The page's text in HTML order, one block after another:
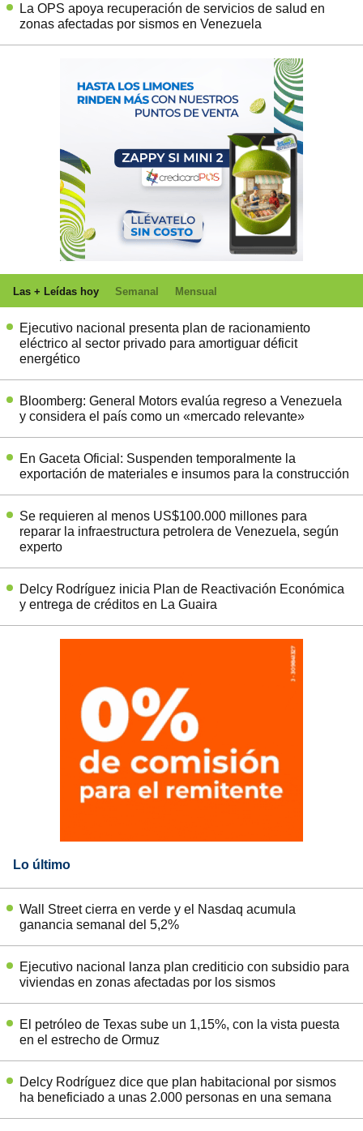
La OPS apoya recuperación de servicios de salud en
zonas afectadas por sismos en Venezuela
Las + Leídas hoy Semanal Mensual
Ejecutivo nacional presenta plan de racionamiento
eléctrico al sector privado para amortiguar déficit
energético
Bloomberg: General Motors evalúa regreso a Venezuela
y considera el país como un «mercado relevante»
En Gaceta Oficial: Suspenden temporalmente la
exportación de materiales e insumos para la construcción
Se requieren al menos US$100.000 millones para
reparar la infraestructura petrolera de Venezuela, según
experto
Delcy Rodríguez inicia Plan de Reactivación Económica
y entrega de créditos en La Guaira
Lo último
Wall Street cierra en verde y el Nasdaq acumula
ganancia semanal del 5,2%
Ejecutivo nacional lanza plan crediticio con subsidio para
viviendas en zonas afectadas por los sismos
El petróleo de Texas sube un 1,15%, con la vista puesta
en el estrecho de Ormuz
Delcy Rodríguez dice que plan habitacional por sismos
ha beneficiado a unas 2.000 personas en una semana